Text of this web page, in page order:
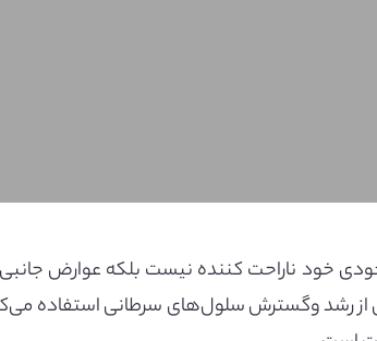
خود ناراحت کننده نیست بلکه عوارض
از رشد وگسترش سلول‌های سرطانی استفاده